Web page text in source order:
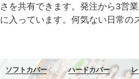
を共有できます。発注から3営
入っています。何気ない日常
ソフトカバー ハードカバー